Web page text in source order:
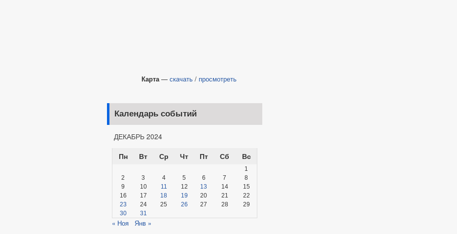
Карта— скачать / просмотреть
Календарь событий
ДЕКАБРЬ 2024
Пн
Вт Ср Чт Пт Сб Вс
1
2
3 4 5 6 7
8
9
10 11 12 13 14
15
16
17 18 19 20 21
22
23
24 25 26 27 28
29
30
31
« Ноя Янв »